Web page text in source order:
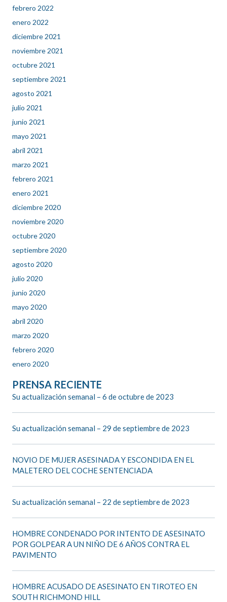
febrero 2022
enero 2022
diciembre 2021
noviembre 2021
octubre 2021
septiembre 2021
agosto 2021
julio 2021
junio 2021
mayo 2021
abril 2021
marzo 2021
febrero 2021
enero 2021
diciembre 2020
noviembre 2020
octubre 2020
septiembre 2020
agosto 2020
julio 2020
junio 2020
mayo 2020
abril 2020
marzo 2020
febrero 2020
enero 2020
PRENSA RECIENTE
Su actualización semanal – 6 de octubre de 2023
Su actualización semanal – 29 de septiembre de 2023
NOVIO DE MUJER ASESINADA Y ESCONDIDA EN EL
MALETERO DEL COCHE SENTENCIADA
Su actualización semanal – 22 de septiembre de 2023
HOMBRE CONDENADO POR INTENTO DE ASESINATO
POR GOLPEAR A UN NIÑO DE 6 AÑOS CONTRA EL
PAVIMENTO
HOMBRE ACUSADO DE ASESINATO EN TIROTEO EN
SOUTH RICHMOND HILL